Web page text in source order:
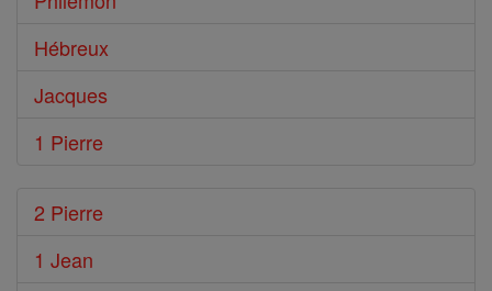
Hébreux
Jacques
1 Pierre
2 Pierre
1 Jean